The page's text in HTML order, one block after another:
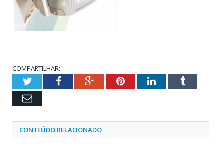
COMPARTILHAR:
TwitterFacebookGoogle+PinterestLinkedInTumblr
Email
CONTEÚDO RELACIONADO